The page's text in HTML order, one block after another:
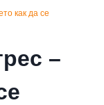
как да се
–